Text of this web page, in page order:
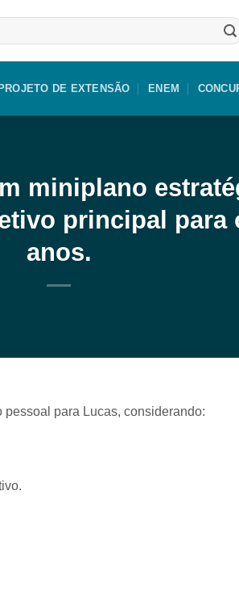
PROJETO DE EXTENSÃO ENEM
miniplano
principal
anos.
para Lucas, considerando: